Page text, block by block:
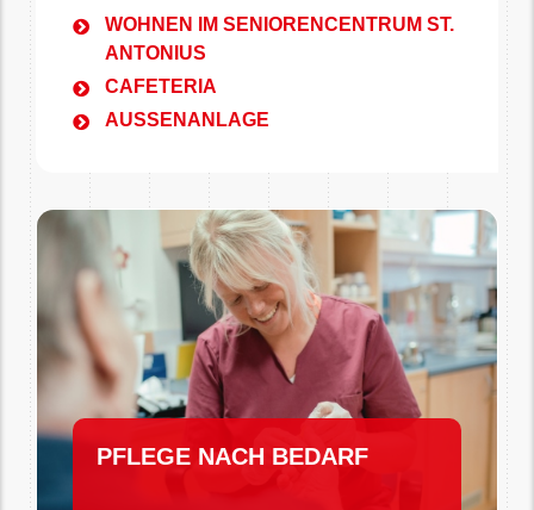
WOHNEN IM SENIORENCENTRUM ST.
ANTONIUS
CAFETERIA
AUSSENANLAGE
PFLEGE NACH BEDARF